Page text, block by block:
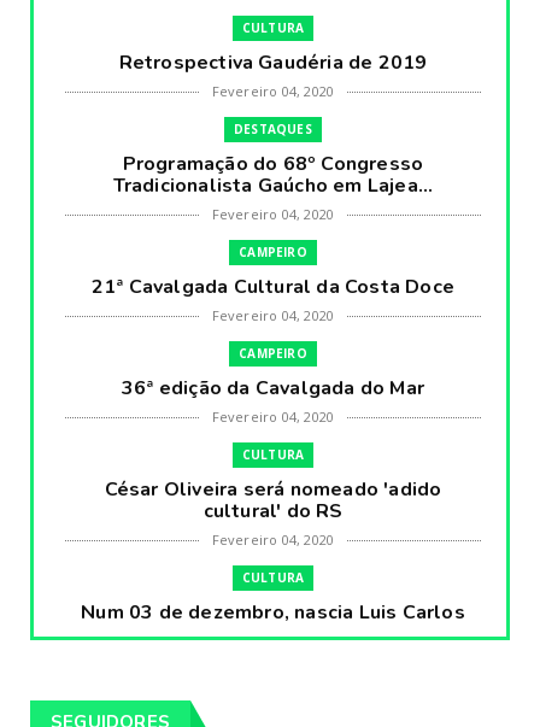
CULTURA
Retrospectiva Gaudéria de 2019
Fevereiro 04, 2020
DESTAQUES
Programação do 68º Congresso
Tradicionalista Gaúcho em Lajea...
Fevereiro 04, 2020
CAMPEIRO
21ª Cavalgada Cultural da Costa Doce
Fevereiro 04, 2020
CAMPEIRO
36ª edição da Cavalgada do Mar
Fevereiro 04, 2020
CULTURA
César Oliveira será nomeado 'adido
cultural' do RS
Fevereiro 04, 2020
CULTURA
Num 03 de dezembro, nascia Luis Carlos
Prestes, o Cavaleiro ...
SEGUIDORES